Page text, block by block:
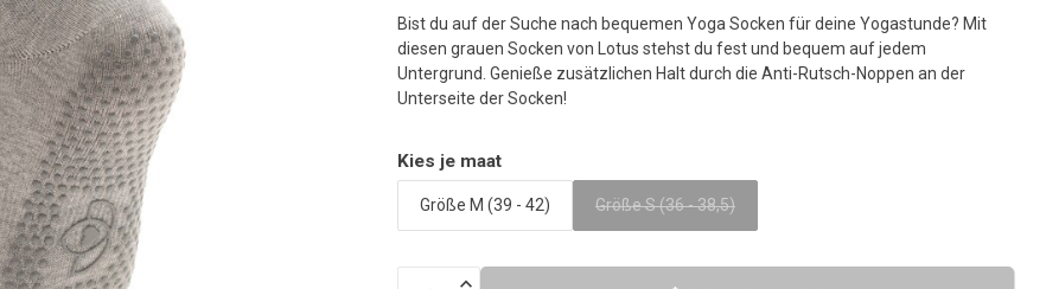
ausgewählten
Suchergebnis
zu
gelangen.
Touch-
Streichgesten
Bist du auf der Suche nach bequemen Yoga Socken für deine Yogastunde? Mit
diesen grauen Socken von Lotus stehst du fest und bequem auf jedem
Untergrund. Genieße zusätzlichen Halt durch die Anti-Rutsch-Noppen an der
Unterseite der Socken!
Kies je maat
Größe M (39 - 42) Größe S (36 - 38,5)